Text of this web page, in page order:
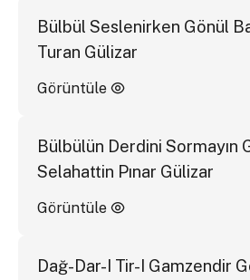
Bülbül Seslenirken Gönül
Turan Gülizar
Görüntüle
Bülbülün Derdini Sormayın
Selahattin Pınar Gülizar
Görüntüle
Dağ-Dar-I Tir-I Gamzendir